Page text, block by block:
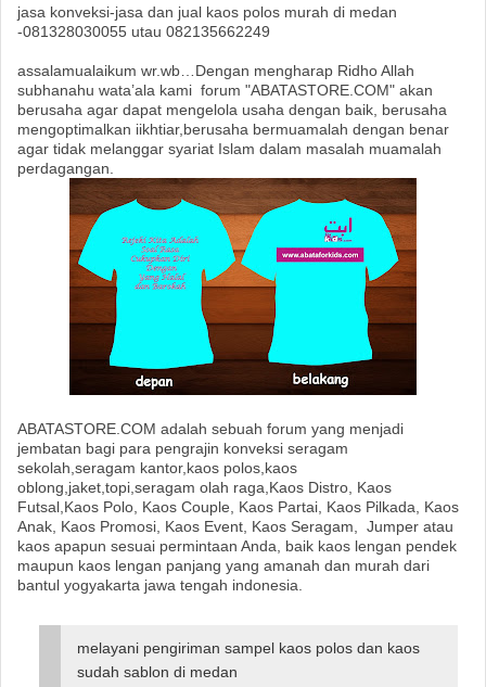
jasa konveksi-jasa dan jual kaos polos murah di medan
-081328030055 utau 082135662249
assalamualaikum wr.wb…Dengan mengharap Ridho Allah
subhanahu wata’ala kami forum "ABATASTORE.COM" akan
berusaha agar dapat mengelola usaha dengan baik, berusaha
mengoptimalkan iikhtiar,berusaha bermuamalah dengan benar
agar tidak melanggar syariat Islam dalam masalah muamalah
perdagangan.
ABATASTORE.COM adalah sebuah forum yang menjadi
jembatan bagi para pengrajin konveksi seragam
sekolah,seragam kantor,kaos polos,kaos
oblong,jaket,topi,seragam olah raga,Kaos Distro, Kaos
Futsal,Kaos Polo, Kaos Couple, Kaos Partai, Kaos Pilkada, Kaos
Anak, Kaos Promosi, Kaos Event, Kaos Seragam, Jumper atau
kaos apapun sesuai permintaan Anda, baik kaos lengan pendek
maupun kaos lengan panjang yang amanah dan murah dari
bantul yogyakarta jawa tengah indonesia.
melayani pengiriman sampel kaos polos dan kaos
sudah sablon di medan